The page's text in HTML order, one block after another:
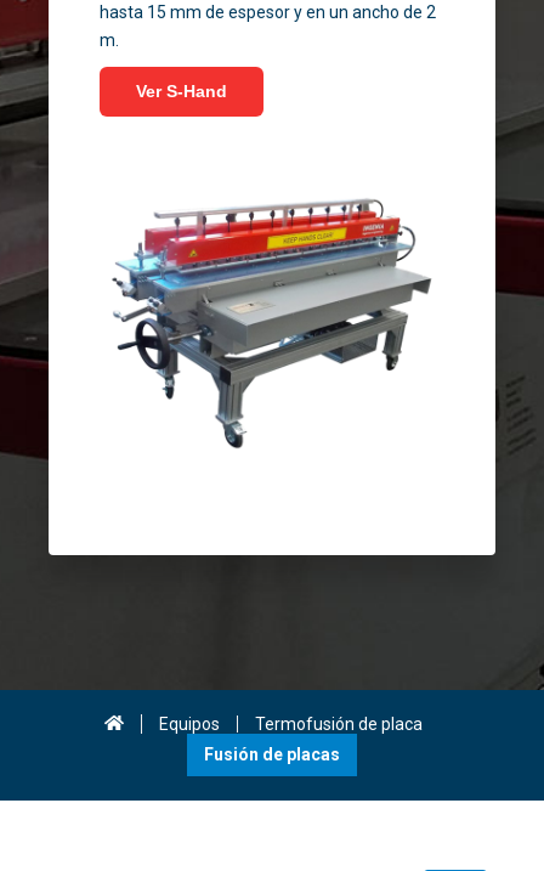
hasta 15 mm de espesor y en un ancho de 2
m.
Ver S-Hand
Equipos
Termofusión de placa
Fusión de placas